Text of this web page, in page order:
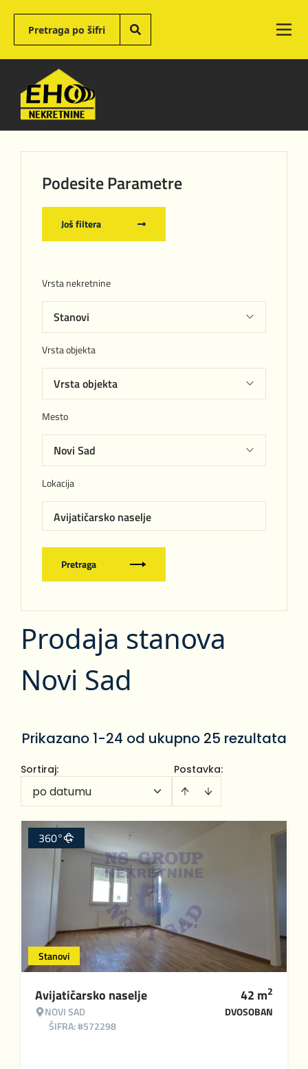
Podesite Parametre
Još filtera
Vrsta nekretnine
Vrsta objekta
Mesto
Lokacija
Avijatičarsko naselje
Pretraga
Prodaja stanova
Novi Sad
Prikazano 1-24 od ukupno 25 rezultata
Postavka:
Sortiraj:
po datumu
Stanovi
360°
Avijatičarsko naselje
NOVI SAD
ŠIFRA: #572298
42 m2
DVOSOBAN